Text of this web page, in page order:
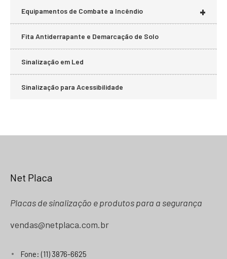
+
Equipamentos de Combate a Incêndio
Fita Antiderrapante e Demarcação de Solo
Sinalização em Led
Sinalização para Acessibilidade
Net Placa
Placas de sinalização e produtos para a segurança
vendas@netplaca.com.br
Fone: (11) 3876-6625